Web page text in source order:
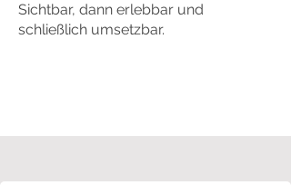
Sichtbar, dann erlebbar und
schließlich umsetzbar.